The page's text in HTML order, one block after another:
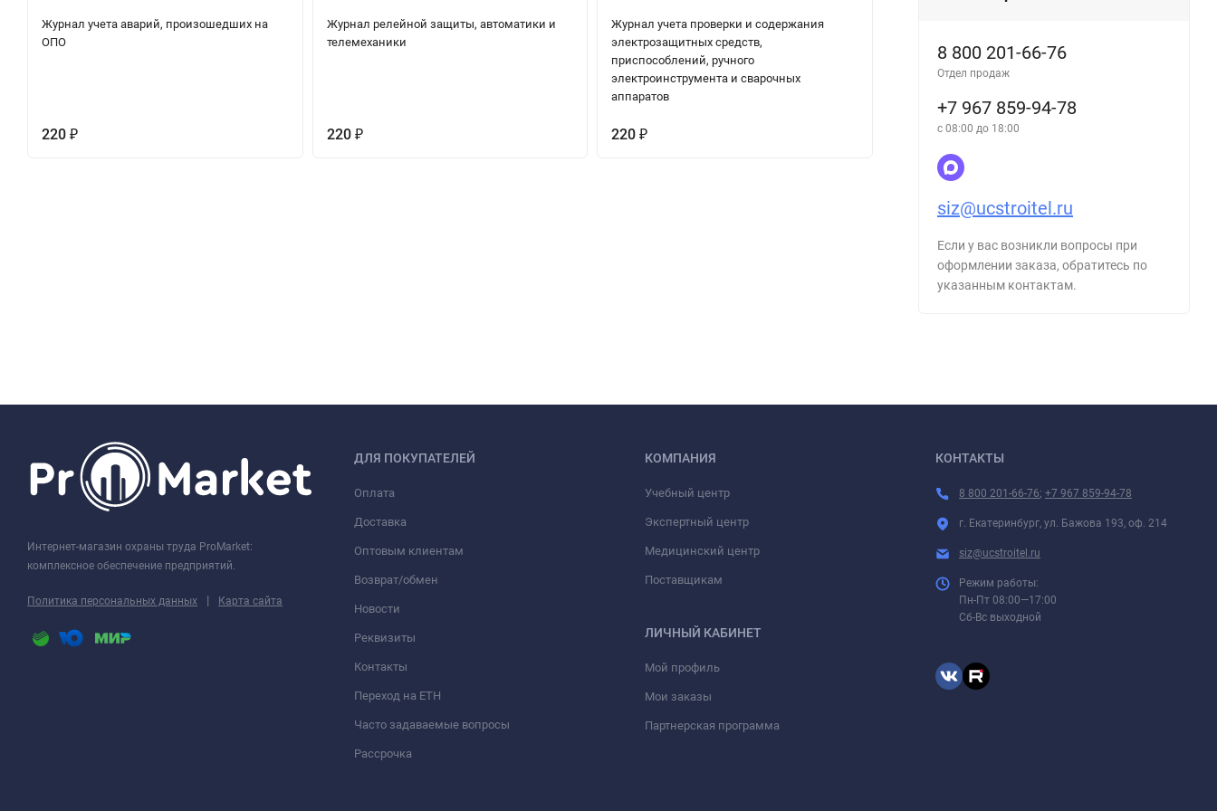
Журнал учета аварий, произошедших на
ОПО
220 ₽
Журнал релейной защиты, автоматики и
телемеханики
220 ₽
Журнал учета проверки и содержания
электрозащитных средств,
приспособлений, ручного
электроинструмента и сварочных
аппаратов
220₽
8 800 201-66-76
Отдел продаж
+7 967 859-94-78
с 08:00 до 18:00
siz@ucstroitel.ru
Если у вас возникли вопросы при
оформлении заказа, обратитесь по
указанным контактам.
Интернет-магазин охраны труда ProMarket:
комплексное обеспечение предприятий.
Политика персональных данных | Карта сайта
ДЛЯ ПОКУПАТЕЛЕЙ
Оплата
Доставка
Оптовым клиентам
Возврат/обмен
Новости
Реквизиты
Контакты
Переход на ЕТН
Часто задаваемые вопросы
Рассрочка
КОМПАНИЯ
Учебный центр
Экспертный центр
Медицинский центр
Поставщикам
ЛИЧНЫЙ КАБИНЕТ
Мой профиль
Мои заказы
Партнерская программа
КОНТАКТЫ
8 800 201-66-76; +7 967 859-94-78
г. Екатеринбург, ул. Бажова 193, оф. 214
siz@ucstroitel.ru
Режим работы:
Пн-Пт 08:00—17:00
Сб-Вс выходной